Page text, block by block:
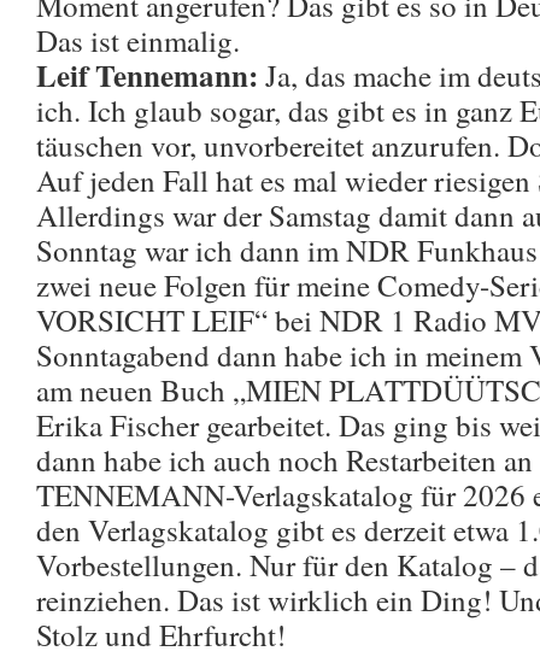
Das ist einmalig.
Leif Tennemann: Ja, das mache im
ich. Ich glaub sogar, das gibt es in ganz
täuschen vor, unvorbereitet anzurufen.
Auf jeden Fall hat es mal wieder riesigen
Allerdings war der Samstag damit dann
Sonntag war ich dann im NDR
zwei neue Folgen für meine Comedy-
VORSICHT LEIF“ bei NDR 1 Radio
Sonntagabend dann habe ich in meinem
am neuen Buch „MIEN
Erika Fischer gearbeitet. Das ging bis
dann habe ich auch noch Restarbeiten
TENNEMANN-Verlagskatalog für
den Verlagskatalog gibt es derzeit etwa
Vorbestellungen. Nur für den Katalog –
reinziehen. Das ist wirklich ein Ding!
Stolz und Ehrfurcht!